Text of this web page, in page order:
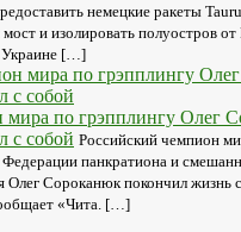
немецкие ракеты
и изолировать полуостров
Украине […]
мира по грэпплингу Олег
с собой Российский чемпион
Федерации панкратиона и
Олег Сороканюк покончил жизнь
«Чита. […]